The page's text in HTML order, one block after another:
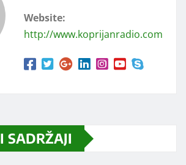
Website:
http://www.koprijanradio.com
SADRŽAJI